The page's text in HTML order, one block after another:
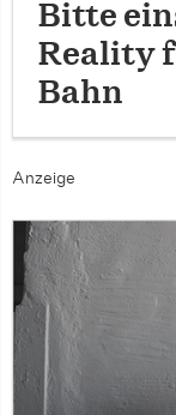
Bitte
Reality
Bahn
Anzeige